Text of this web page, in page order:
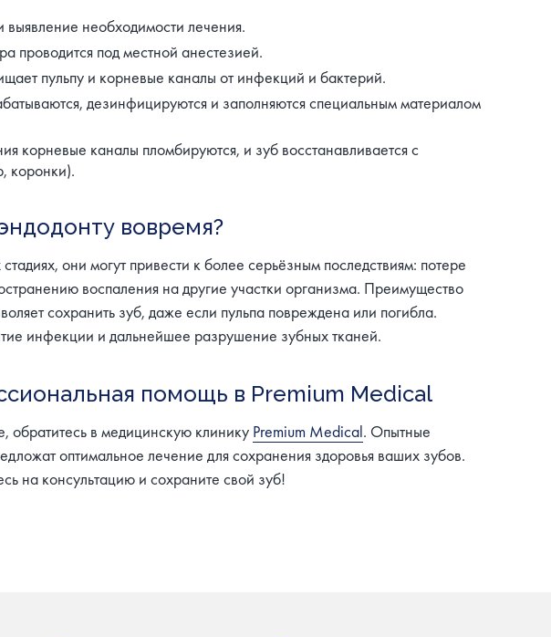
необходимости лечения.
проводится под местной анестезией.
пульпу и корневые каналы от инфекций и бактерий.
дезинфицируются и заполняются специальным материалом
корневые каналы пломбируются, и зуб восстанавливается с
коронки).
вовремя?
они могут привести к более серьёзным последствиям: потере
воспаления на другие участки организма. Преимущество
сохранить зуб, даже если пульпа повреждена или погибла.
инфекции и дальнейшее разрушение зубных тканей.
помощь в Premium Medical
обратитесь в медицинскую клинику Premium Medical. Опытные
оптимальное лечение для сохранения здоровья ваших зубов.
на консультацию и сохраните свой зуб!